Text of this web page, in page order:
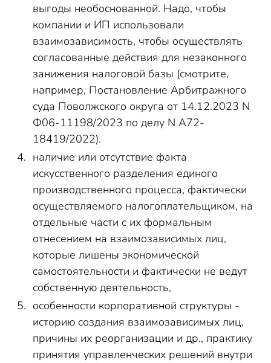
выгоды необоснованной. Надо, чтобы
компании и ИП использовали
взаимозависимость, чтобы осуществлять
согласованные действия для незаконного
занижения налоговой базы (смотрите,
например, Постановление Арбитражного
суда Поволжского округа от 14.12.2023 N
Ф06-11198/2023 по делу N А72-
18419/2022).
наличие или отсутствие факта
искусственного разделения единого
производственного процесса, фактически
осуществляемого налогоплательщиком, на
отдельные части с их формальным
отнесением на взаимозависимых лиц,
которые лишены экономической
самостоятельности и фактически не ведут
собственную деятельность,
особенности корпоративной структуры -
историю создания взаимозависимых лиц,
причины их реорганизации и др., практику
принятия управленческих решений внутри